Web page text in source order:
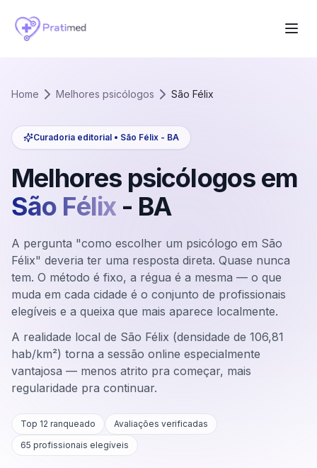
Home Melhores psicólogos São Félix
Curadoria editorial • São Félix - BA
Melhores psicólogos em
São Félix - BA
A pergunta "como escolher um psicólogo em São
Félix" deveria ter uma resposta direta. Quase nunca
tem. O método é fixo, a régua é a mesma — o que
muda em cada cidade é o conjunto de profissionais
elegíveis e a queixa que mais aparece localmente.
A realidade local de São Félix (densidade de 106,81
hab/km²) torna a sessão online especialmente
vantajosa — menos atrito pra começar, mais
regularidade pra continuar.
Top 12 ranqueado
Avaliações verificadas
65 profissionais elegíveis